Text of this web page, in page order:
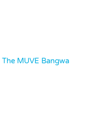
The MUVE Bangwa